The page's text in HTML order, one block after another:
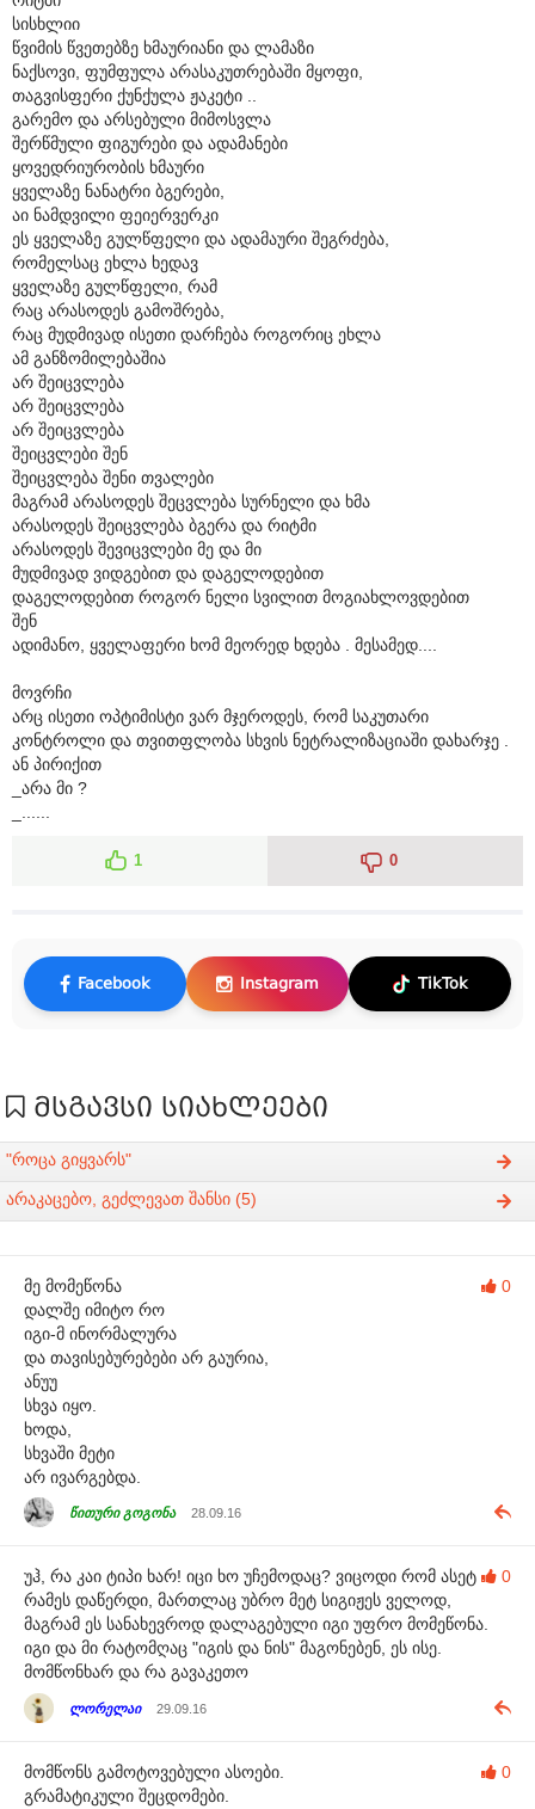
სისხლიი
წვიმის წვეთებზე ხმაურიანი და ლამაზი
ნაქსოვი, ფუმფულა არასაკუთრებაში მყოფი,
თაგვისფერი ქუნქულა ჟაკეტი ..
გარემო და არსებული მიმოსვლა
შერწმული ფიგურები და ადამანები
ყოვედრიურობის ხმაური
ყველაზე ნანატრი ბგერები,
აი ნამდვილი ფეიერვერკი
ეს ყველაზე გულწფელი და ადამაური შეგრძება,
რომელსაც ეხლა ხედავ
ყველაზე გულწფელი, რამ
რაც არასოდეს გამოშრება,
რაც მუდმივად ისეთი დარჩება როგორიც ეხლა
ამ განზომილებაშია
არ შეიცვლება
არ შეიცვლება
არ შეიცვლება
შეიცვლები შენ
შეიცვლება შენი თვალები
მაგრამ არასოდეს შეცვლება სურნელი და ხმა
არასოდეს შეიცვლება ბგერა და რიტმი
არასოდეს შევიცვლები მე და მი
მუდმივად ვიდგებით და დაგელოდებით
დაგელოდებით როგორ ნელი სვილით მოგიახლოვდებით
შენ
ადიმანო, ყველაფერი ხომ მეორედ ხდება . მესამედ....
მოვრჩი
არც ისეთი ოპტიმისტი ვარ მჯეროდეს, რომ საკუთარი
კონტროლი და თვითფლობა სხვის ნეტრალიზაციაში დახარჯე .
ან პირიქით
_არა მი ?
1 0
Facebook Instagram TikTok
მსგავსი სიახლეები
"როცა გიყვარს"
არაკაცებო, გეძლევათ შანსი (5)
0
მე მომეწონა
დალშე იმიტო რო
იგი-მ ინორმალურა
და თავისებურებები არ გაურია,
ანუუ
სხვა იყო.
ხოდა,
სხვაში მეტი
არ ივარგებდა.
წითური გოგონა 28.09.16
0
უჰ, რა კაი ტიპი ხარ! იცი ხო უჩემოდაც? ვიცოდი რომ ასეტ
რამეს დაწერდი, მართლაც უბრო მეტ სიგიჟეს ველოდ,
მაგრამ ეს სანახევროდ დალაგებული იგი უფრო მომეწონა.
იგი და მი რატომღაც "იგის და ნის" მაგონებენ, ეს ისე.
მომწონხარ და რა გავაკეთო
ლორელაი 29.09.16
0
მომწონს გამოტოვებული ასოები.
გრამატიკული შეცდომები.